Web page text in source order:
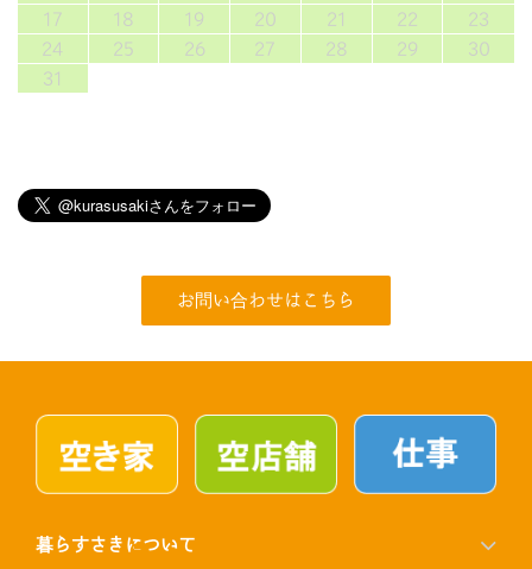
17
18 19 20 21 22
23
24
25 26 27 28 29
30
31
お問い合わせはこちら
暮らすさきについて